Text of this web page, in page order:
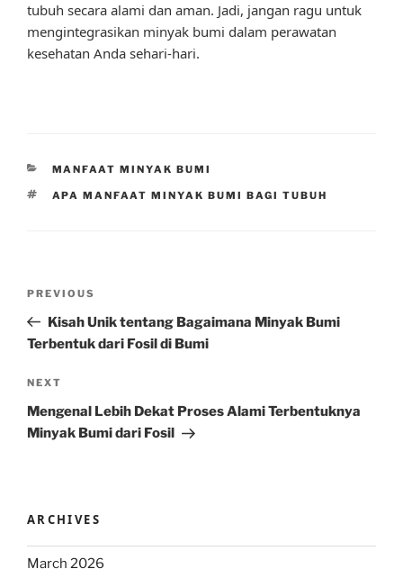
tubuh secara alami dan aman. Jadi, jangan ragu untuk
mengintegrasikan minyak bumi dalam perawatan
kesehatan Anda sehari-hari.
CATEGORIES
MANFAAT MINYAK BUMI
TAGS
APA MANFAAT MINYAK BUMI BAGI TUBUH
Previous
Post
PREVIOUS
Kisah Unik tentang Bagaimana Minyak Bumi
Terbentuk dari Fosil di Bumi
Next
Post
NEXT
Mengenal Lebih Dekat Proses Alami Terbentuknya
Minyak Bumi dari Fosil
ARCHIVES
March 2026